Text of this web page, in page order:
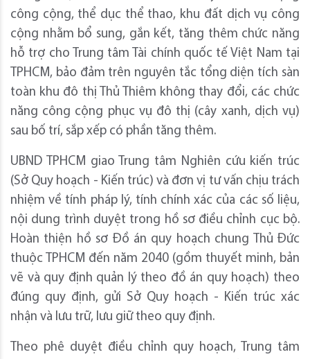
công cộng, thể dục thể thao, khu đất dịch vụ công
cộng nhằm bổ sung, gắn kết, tăng thêm chức năng
hỗ trợ cho Trung tâm Tài chính quốc tế Việt Nam tại
TPHCM, bảo đảm trên nguyên tắc tổng diện tích sàn
toàn khu đô thị Thủ Thiêm không thay đổi, các chức
năng công cộng phục vụ đô thị (cây xanh, dịch vụ)
sau bố trí, sắp xếp có phần tăng thêm.
UBND TPHCM giao Trung tâm Nghiên cứu kiến trúc
(Sở Quy hoạch - Kiến trúc) và đơn vị tư vấn chịu trách
nhiệm về tính pháp lý, tính chính xác của các số liệu,
nội dung trình duyệt trong hồ sơ điều chỉnh cục bộ.
Hoàn thiện hồ sơ Đồ án quy hoạch chung Thủ Đức
thuộc TPHCM đến năm 2040 (gồm thuyết minh, bản
vẽ và quy định quản lý theo đồ án quy hoạch) theo
đúng quy định, gửi Sở Quy hoạch - Kiến trúc xác
nhận và lưu trữ, lưu giữ theo quy định.
Theo phê duyệt điều chỉnh quy hoạch, Trung tâm